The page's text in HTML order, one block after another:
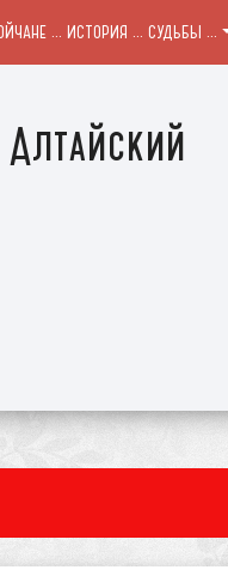
... ИСТОРИЯ ... СУДЬБЫ ...